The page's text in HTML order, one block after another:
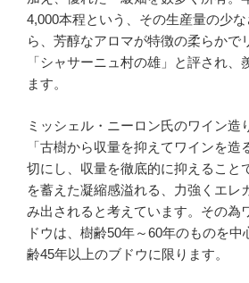
4,000本程という、その生産量の少
ら、芳醇なアロマが特徴の柔らかで
「シャサーニュ村の雄」と評され、
ます。
ミッシェル・ニーロン氏のワイン造
「古樹から収量を抑えてワインを造
切にし、収量を徹底的に抑えること
を蓄えた凝縮感溢れる、力強くエレ
み出されると考えています。その為
ドウは、樹齢50年～60年のものを
齢45年以上のブドウに限ります。